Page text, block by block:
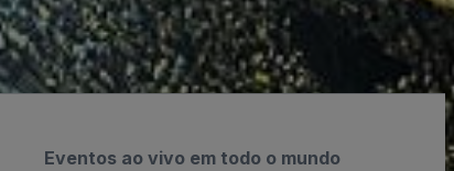
Eventos ao vivo em todo o mundo